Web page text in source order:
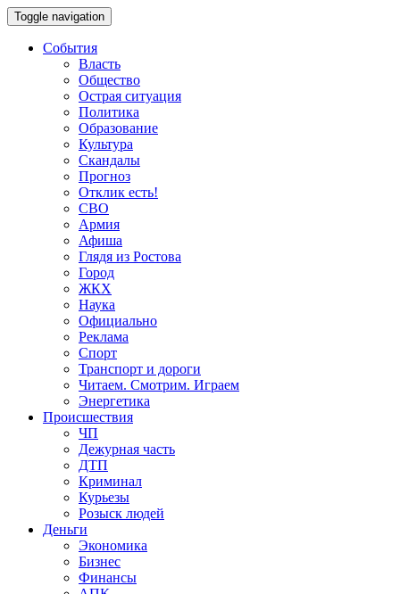
Toggle navigation
События
Власть
Общество
Острая ситуация
Политика
Образование
Культура
Скандалы
Прогноз
Отклик есть!
СВО
Армия
Афиша
Глядя из Ростова
Город
ЖКХ
Наука
Официально
Реклама
Спорт
Транспорт и дороги
Читаем. Смотрим. Играем
Энергетика
Происшествия
ЧП
Дежурная часть
ДТП
Криминал
Курьезы
Розыск людей
Деньги
Экономика
Бизнес
Финансы